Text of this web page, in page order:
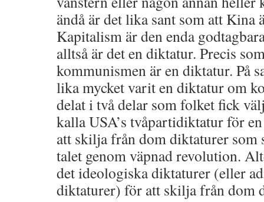
ändå är det lika sant som att Kina
Kapitalism är den enda
alltså är det en diktatur. Precis
kommunismen är en diktatur. På
lika mycket varit en diktatur om
delat i två delar som folket fick
kalla USA’s tvåpartidiktatur för
att skilja från dom diktaturer som
talet genom väpnad revolution.
det ideologiska diktaturer (eller
diktaturer) för att skilja från dom